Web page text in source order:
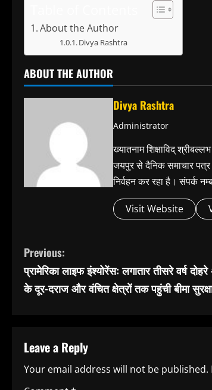
About the Author
Divya Rashtra
ABOUT THE AUTHOR
Divya Rashtra
Administrator
ख्यातनाम शिक्षाविद्
जयपुर से दैनिक समाचार पत्र
निर्वहन कर रहा है। संपर्क
Visit Website
C
o
i
n
Previous:
प्रामेरिका लाइफ इंश्योरेंस: लगातार तीसरे वर्ष
के दूर-दराज और वंचित क्षेत्रों तक पहुंची बीमा
Leave a Reply
Your email address will not be published.